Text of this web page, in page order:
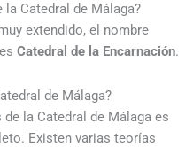
la Catedral de Málaga?
extendido, el nombre
Catedral de la Encarnación.
de Málaga?
la Catedral de Málaga es
Existen varias teorías